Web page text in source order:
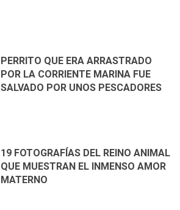
PERRITO QUE ERA ARRASTRADO
POR LA CORRIENTE MARINA FUE
SALVADO POR UNOS PESCADORES
19 FOTOGRAFÍAS DEL REINO ANIMAL
QUE MUESTRAN EL INMENSO AMOR
MATERNO